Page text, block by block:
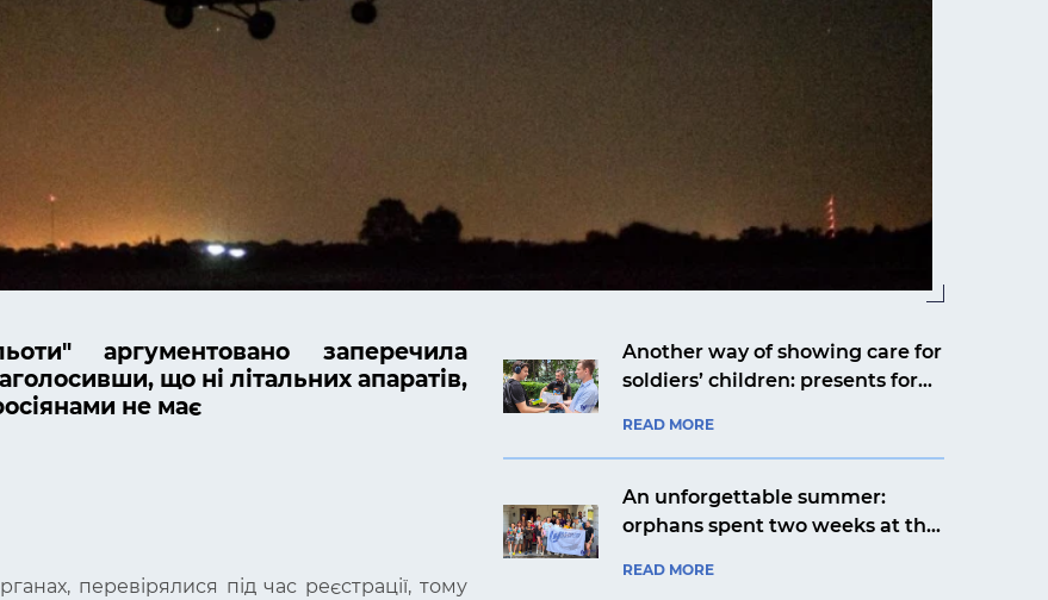
аргументовано заперечила
що ні літальних апаратів,
не має
перевірялися під час реєстрації, тому
Another way of showing care for
soldiers’ children: presents for
READ MORE
An unforgettable summer:
orphans spent two weeks at the
READ MORE